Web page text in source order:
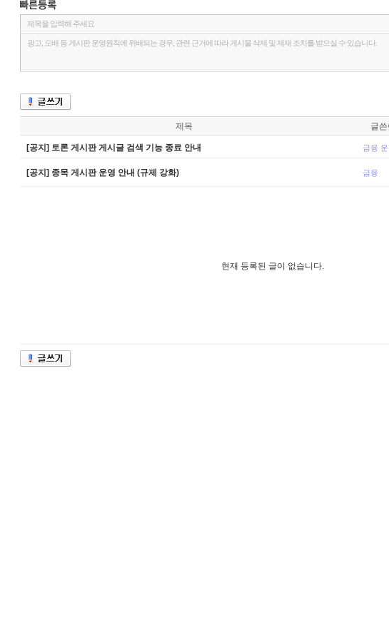
제목 글쓴
[공지] 토론 게시판 게시글 검색 기능 종료 안내 금융
[공지] 종목 게시판 운영 안내 (규제 강화) 금융
현재 등록된 글이 없습니다.